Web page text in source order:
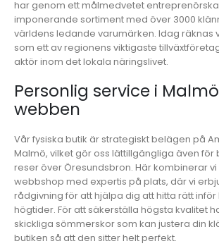
har genom ett målmedvetet
imponerande sortiment med över 3000
världens ledande varumärken. Idag räknas
som ett av regionens viktigaste
aktör inom det lokala näringslivet.
Personlig service i
webben
Vår fysiska butik är strategiskt belägen på
Malmö, vilket gör oss lättillgängliga även för
reser över Öresundsbron. Här kombinerar
webbshop med expertis på plats, där vi
rådgivning för att hjälpa dig att hitta rätt inför
högtider. För att säkerställa högsta kvalitet
skickliga sömmerskor som kan justera din
butiken så att den sitter helt perfekt.